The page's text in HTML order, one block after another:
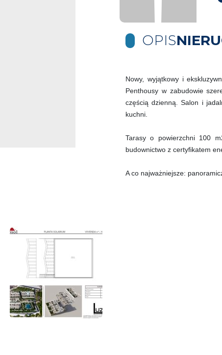
OPIS
Nowy, wyjątkowy i
Penthousy w zabudowie
częścią dzienną. Salon i
kuchni.
Tarasy o powierzchni 100
budownictwo z certyfikatem
A co najważniejsze: